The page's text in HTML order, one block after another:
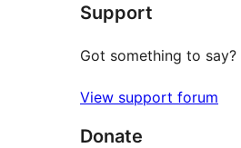
Support
Got something to say?
View support forum
Donate